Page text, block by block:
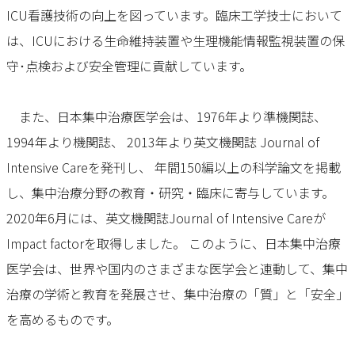
ICU看護技術の向上を図っています。臨床工学技士において
は、ICUにおける生命維持装置や生理機能情報監視装置の保
守･点検および安全管理に貢献しています。
また、日本集中治療医学会は、1976年より準機関誌、
1994年より機関誌、 2013年より英文機関誌 Journal of
Intensive Careを発刊し、 年間150編以上の科学論文を掲載
し、集中治療分野の教育・研究・臨床に寄与しています。
2020年6月には、英文機関誌Journal of Intensive Careが
Impact factorを取得しました。 このように、日本集中治療
医学会は、世界や国内のさまざまな医学会と連動して、集中
治療の学術と教育を発展させ、集中治療の「質」と「安全」
を高めるものです。